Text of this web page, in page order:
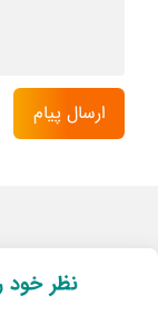
نظر خود